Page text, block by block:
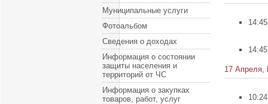
Муниципальные услуги
Фотоальбом
Сведения о доходах
Информация о состоянии
защиты населения и
территорий от ЧС
Информация о закупках
товаров, работ, услуг
14:45
14:45
17 Апреля,
10:24